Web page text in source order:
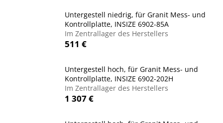
Untergestell niedrig, für Granit Mess- und
Kontrollplatte, INSIZE 6902-85A
Im Zentrallager des Herstellers
511 €
Untergestell hoch, für Granit Mess- und
Kontrollplatte, INSIZE 6902-202H
Im Zentrallager des Herstellers
1 307 €